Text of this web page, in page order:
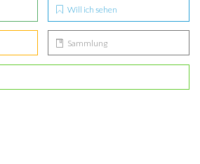
Will ich sehen
Sammlung